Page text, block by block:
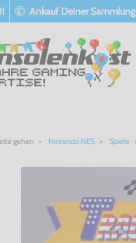
Ankauf Deiner Sammlung
gehen Nintendo NES Spiele